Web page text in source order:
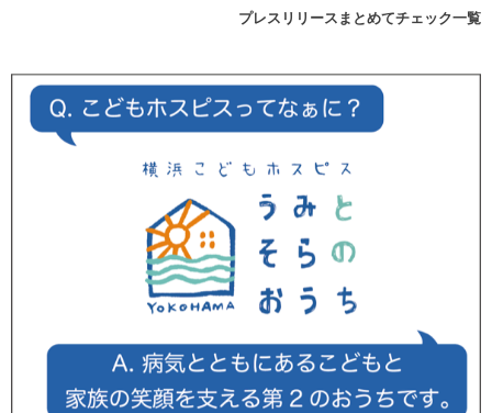
プレスリリースまとめてチェック一覧